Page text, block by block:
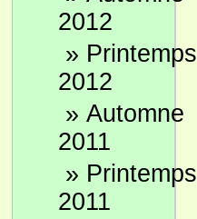
2012
» Printemps
2012
» Automne
2011
» Printemps
2011